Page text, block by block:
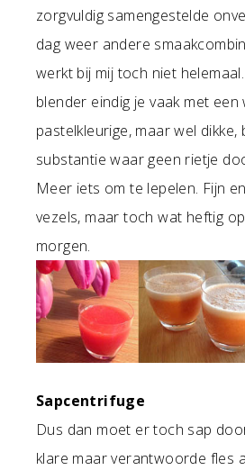
zorgvuldig samengestelde
dag weer andere
werkt bij mij toch niet
blender eindig je vaak met
pastelkleurige, maar wel dikke,
substantie waar geen rietje
Meer iets om te lepelen. Fijn
vezels, maar toch wat heftig
morgen.
Sapcentrifuge
Dus dan moet er toch sap
klare maar verantwoorde fles